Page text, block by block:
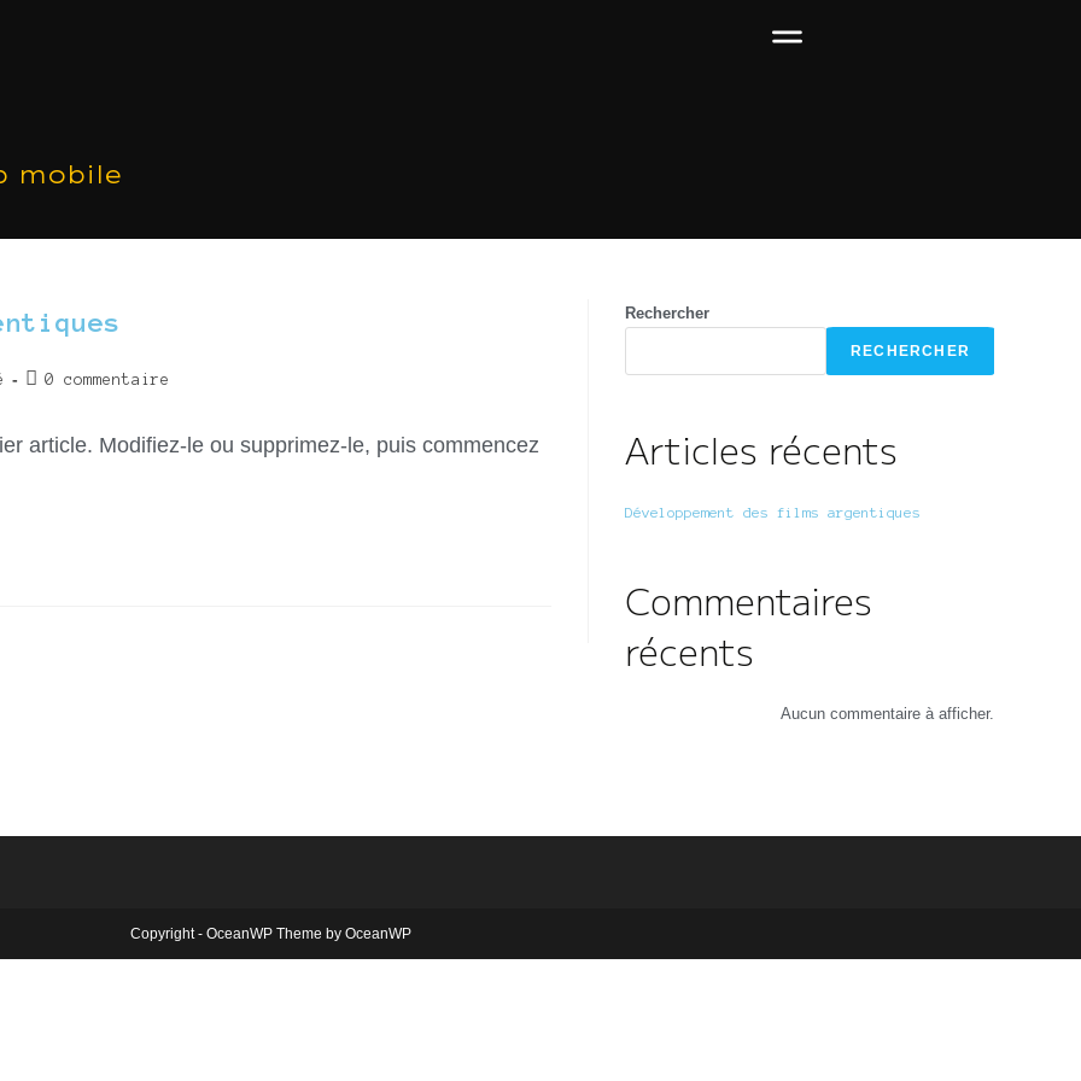
mobile
0 commentaire
article. Modifiez-le ou supprimez-le, puis commencez
Rechercher
RECHERCHER
Articles récents
Développement des films argentiques
Commentaires
récents
Aucun commentaire à afficher.
Copyright - OceanWP Theme by OceanWP